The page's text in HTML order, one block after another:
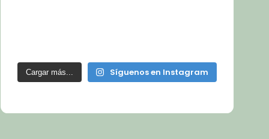
Cargar más... Síguenos en Instagram